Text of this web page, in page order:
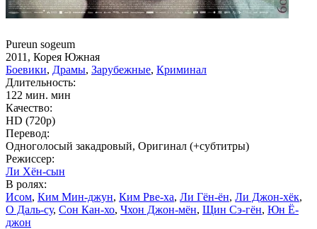
Pureun sogeum
2011, Корея Южная
Боевики, Драмы, Зарубежные, Криминал
Длительность:
122 мин. мин
Качество:
HD (720p)
Перевод:
Одноголосый закадровый, Оригинал (+субтитры)
Режиссер:
Ли Хён-сын
В ролях:
Исом, Ким Мин-джун, Ким Рве-ха, Ли Гён-ён, Ли Джон-хёк,
О Даль-су, Сон Кан-хо, Чхон Джон-мён, Щин Сэ-гён, Юн Ё-
джон